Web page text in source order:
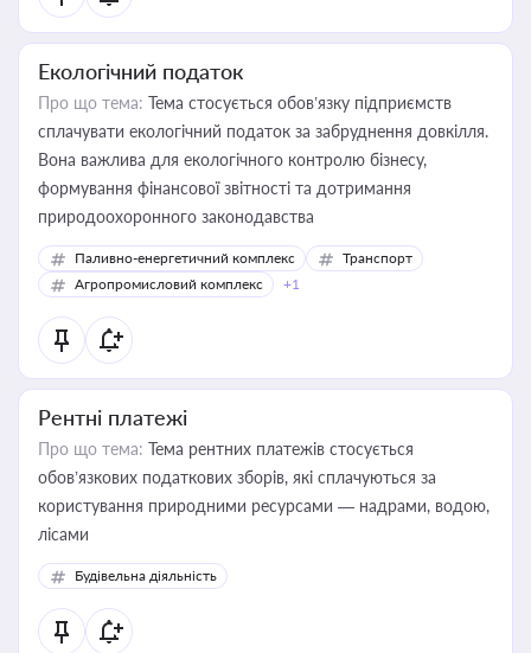
Екологічний податок
Про що тема: Тема стосується обов’язку підприємств
сплачувати екологічний податок за забруднення довкілля.
Вона важлива для екологічного контролю бізнесу,
формування фінансової звітності та дотримання
природоохоронного законодавства
Паливно-енергетичний комплекс
Транспорт
Агропромисловий комплекс
+1
Рентні платежі
Про що тема: Тема рентних платежів стосується
обов’язкових податкових зборів, які сплачуються за
користування природними ресурсами — надрами, водою,
лісами
Будівельна діяльність